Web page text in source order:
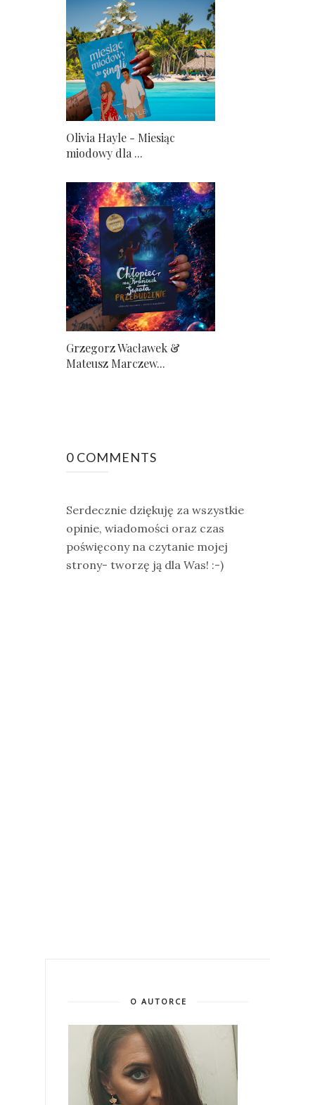
Olivia Hayle - Miesiąc
miodowy dla ...
Grzegorz Wacławek &
Mateusz Marczew...
0 COMMENTS
Serdecznie dziękuję za wszystkie
opinie, wiadomości oraz czas
poświęcony na czytanie mojej
strony- tworzę ją dla Was! :-)
O AUTORCE